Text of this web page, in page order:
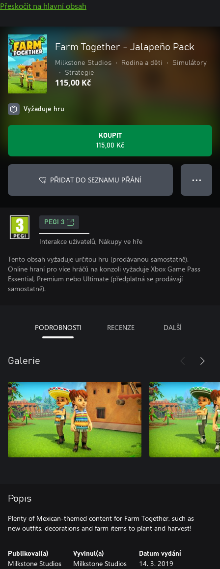
Přeskočit na hlavní obsah
Farm Together - Jalapeño Pack
Milkstone Studios • Rodina a děti •
Simulátory
•
Strategie
115,00 Kč
Vyžaduje hru
KOUPIT
115,00 Kč
PŘIDAT DO SEZNAMU PŘÁNÍ ● ● ●
PEGI 3
Interakce uživatelů, Nákupy ve hře
Tento obsah vyžaduje určitou hru (prodávanou samostatně).
Online hraní pro více hráčů na konzoli vyžaduje Xbox Game Pass
Essential, Premium nebo Ultimate (předplatná se prodávají
samostatně).
PODROBNOSTI RECENZE DALŠÍ
Galerie
Popis
Plenty of Mexican-themed content for Farm Together, such as
new outfits, decorations and farm items to plant and harvest!
Publikoval(a)
Milkstone Studios
Vyvinul(a)
Milkstone Studios
Datum vydání
14. 3. 2019